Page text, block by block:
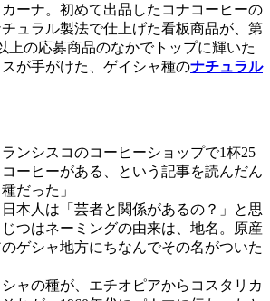
ーナ。初めて出品したコナコーヒーの
ュラル製法で仕上げた看板商品が、第
上の応募商品のなかでトップに輝いた
が手がけた、ゲイシャ種のナチュラル
ランシスコのコーヒーショップで1杯25
ーヒーがある、という記事を読んだん
だった」
本人は「芸者と関係があるの？」と思
つはネーミングの由来は、地名。原産
ゲシャ地方にちなんでその名がついた
シャの種が、エチオピアからコスタリカ